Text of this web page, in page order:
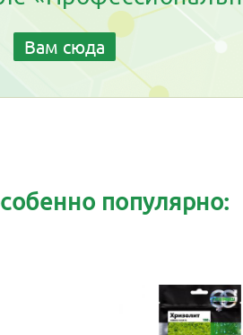
Вам сюда
популярно: